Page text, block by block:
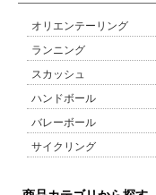
オリエンテーリング
ランニング
スカッシュ
ハンドボール
バレーボール
サイクリング